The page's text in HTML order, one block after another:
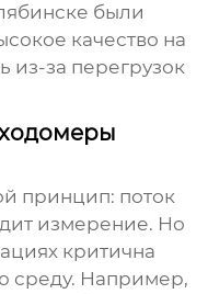
были
качество на
из-за перегрузок
принцип: поток
измерение. Но
критична
среду. Например,